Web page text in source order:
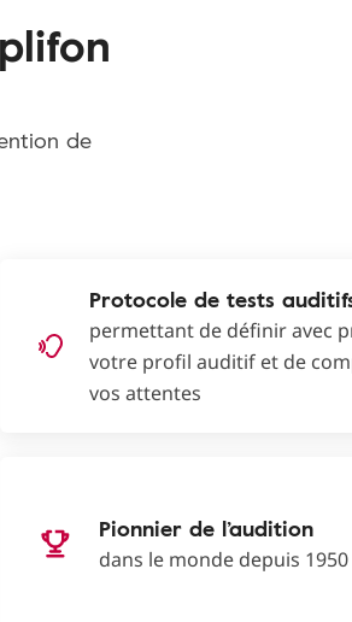
de
Protocole de tests
permettant de définir avec
votre profil auditif et de
vos attentes
Pionnier de l’audition
dans le monde depuis 1950